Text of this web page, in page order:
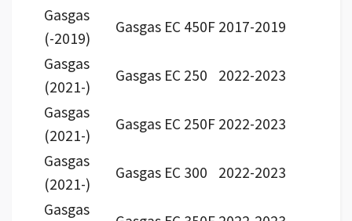
Gasgas
(-2019)
Gasgas EC 450F 2017-2019
Gasgas
(2021-)
Gasgas EC 250
2022-2023
Gasgas
(2021-)
Gasgas EC 250F 2022-2023
Gasgas
(2021-)
Gasgas EC 300
2022-2023
Gasgas